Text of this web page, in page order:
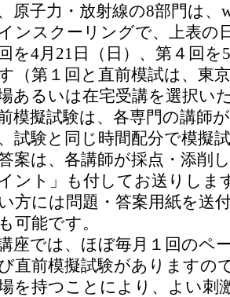
原子力・放射線の8部門は
ンスクーリングで、上表の
を4月21日（日）、第４回
（第１回と直前模試は、東
あるいは在宅受講を選択い
模擬試験は、各専門の講師
試験と同じ時間配分で模擬
案は、各講師が採点・添削
ント」も付してお送りしま
方には問題・答案用紙を送
可能です。
座では、ほぼ毎月１回のペ
直前模擬試験がありますの
を持つことにより、よい刺